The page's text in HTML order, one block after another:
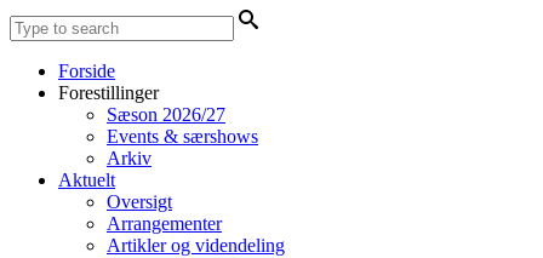
Forside
Forestillinger
Sæson 2026/27
Events & særshows
Arkiv
Aktuelt
Oversigt
Arrangementer
Artikler og videndeling